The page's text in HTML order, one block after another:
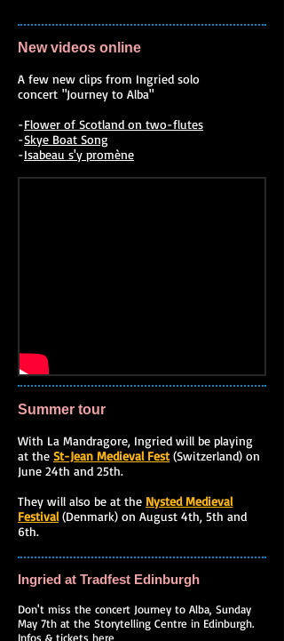
New videos online
A few new clips from Ingried solo
concert "Journey to Alba"
-Flower of Scotland on two-flutes
-Skye Boat Song
-Isabeau s'y promène
Summer tour
With La Mandragore, Ingried will be playing
at the St-Jean Medieval Fest (Switzerland) on
June 24th and 25th.
They will also be at the Nysted Medieval
Festival (Denmark) on August 4th, 5th and
6th.
Ingried at Tradfest Edinburgh
Don't miss the concert Journey to Alba, Sunday
May 7th at the Storytelling Centre in Edinburgh.
Infos & tickets here